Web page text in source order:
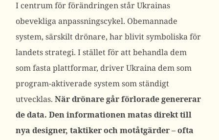
I centrum för förändringen står Ukrainas
obevekliga anpassningscykel. Obemannade
system, särskilt drönare, har blivit symboliska för
landets strategi. I stället för att behandla dem
som fasta plattformar, driver Ukraina dem som
program-aktiverade system som ständigt
utvecklas. När drönare går förlorade genererar
de data. Den informationen matas direkt till
nya designer, taktiker och motåtgärder – ofta